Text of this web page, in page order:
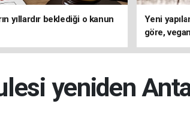
yıllardır beklediği o kanun
Yeni
göre,
kedi
yeniden